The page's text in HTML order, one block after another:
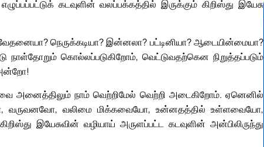
கடவுளின் வலப்பக்கத்தில் இருக்கும் கிறிஸ்து இயேசு
வேதனையா? நெருக்கடியா? இன்னலா? பட்டினியா? ஆடையின்மையா?
நாள்தோறும் கொல்லப்படுகிறோம், வெட்டுவதற்கென நிறுத்தப்படும்
அன்றோ!
அனைத்திலும் நாம் வெற்றிமேல் வெற்றி அடைகிறோம். ஏனெனில்
வருவனவோ, வலிமை மிக்கவையோ, உன்னதத்தில் உள்ளவையோ,
இயேசுவின் வழியாய் அருளப்பட்ட கடவுளின் அன்பிலிருந்து